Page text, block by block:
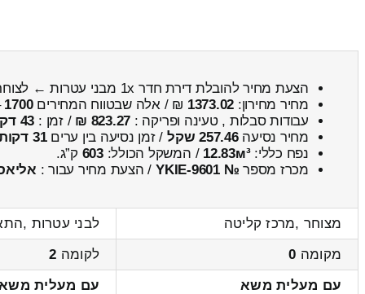
הצעת מחיר להובלת דירת חדר 1x מבני עטרות ← לצוחר
מחיר מחירון: 1373.02 ₪ / אלה שבטווח המחירים1700
עבודות סבלות , טעינה ופריקה : 823.27 ₪ / זמן : 43 דקות 0 שניות
מחיר נסיעה257.46 שקל / זמן נסיעה בין ערים31 דקות
נפח כללי:12.83м³ / המשקל הכולל:603 ק”ג.
מכרז מספר № YKIE-9601 / הצעת מחיר עבור :
מצוחר ,מרכז קליטה
לבני עטרות
מקומה 0 לקומה 2
עם מעלית משא
עם מעלית